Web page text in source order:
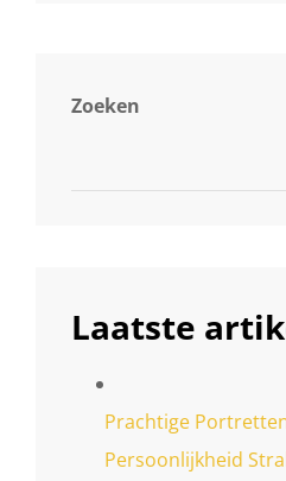
Zoeken
Laatste
Prachtige
Persoonlijkheid